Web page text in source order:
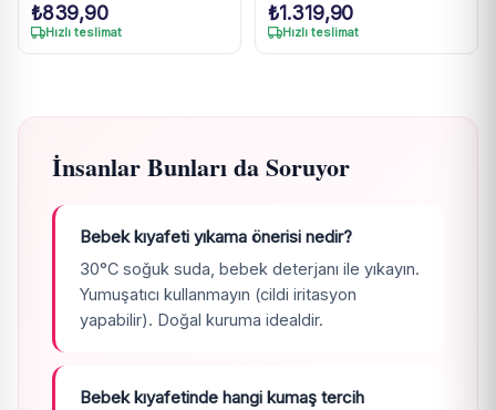
6-24 Ay
₺839,90
Hızlı teslimat
Şortlu Müslin Takım 1-4 Yaş
₺1.319,90
Hızlı teslimat
İnsanlar Bunları da Soruyor
Bebek kıyafeti yıkama önerisi nedir?
30°C soğuk suda, bebek deterjanı ile yıkayın.
Yumuşatıcı kullanmayın (cildi iritasyon
yapabilir). Doğal kuruma idealdir.
Bebek kıyafetinde hangi kumaş tercih